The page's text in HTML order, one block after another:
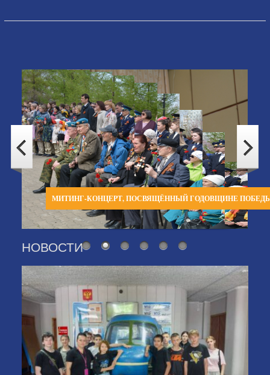
МИТИНГ-КОНЦЕРТ, ПОСВЯЩЁННЫЙ ГОДОВЩИНЕ
НОВОСТИ